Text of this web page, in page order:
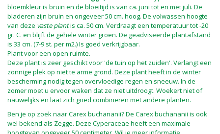
bloemkleur is bruin en de bloeitijd is van ca. juni tot en met juli. De
bladeren zijn bruin en ongeveer 50 cm. hoog. De volwassen hoogte
van deze vaste plantis ca. 50 cm. Verdraagt een temperatuur tot -20
gr. C. en blijft de gehele winter groen. De geadviseerde plantafstand
is 33 cm. (7-9 st. per m2.) Is goed verkrijgbaar.
Plant voor een open ruimte.
Deze plant is zeer geschikt voor 'de tuin op het zuiden'. Verlangt een
zonnige plek op niet te arme grond. Deze plant heeft in de winter
bescherming nodig tegen overvloedige regen en sneeuw. In de
zomer moet u ervoor waken dat ze niet uitdroogt. Woekert niet of
nauwelijks en laat zich goed combineren met andere planten.
Ben je op zoek naar Carex buchananii? De Carex buchananii is ook
wel bekend als Zegge. Deze Cyperaceae heeft een maximale